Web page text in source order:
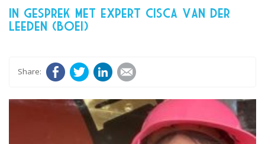
In gesprek met expert Cisca van der
Leeden (BOEi)
FacebookTwitter LinkedIn